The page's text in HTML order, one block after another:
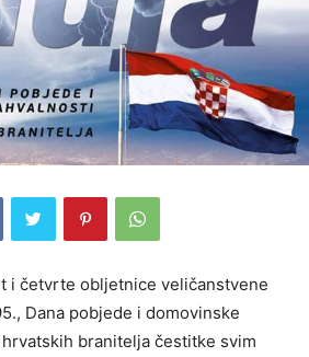
i četvrte obljetnice veličanstvene
Dana pobjede i domovinske
branitelja čestitke svim